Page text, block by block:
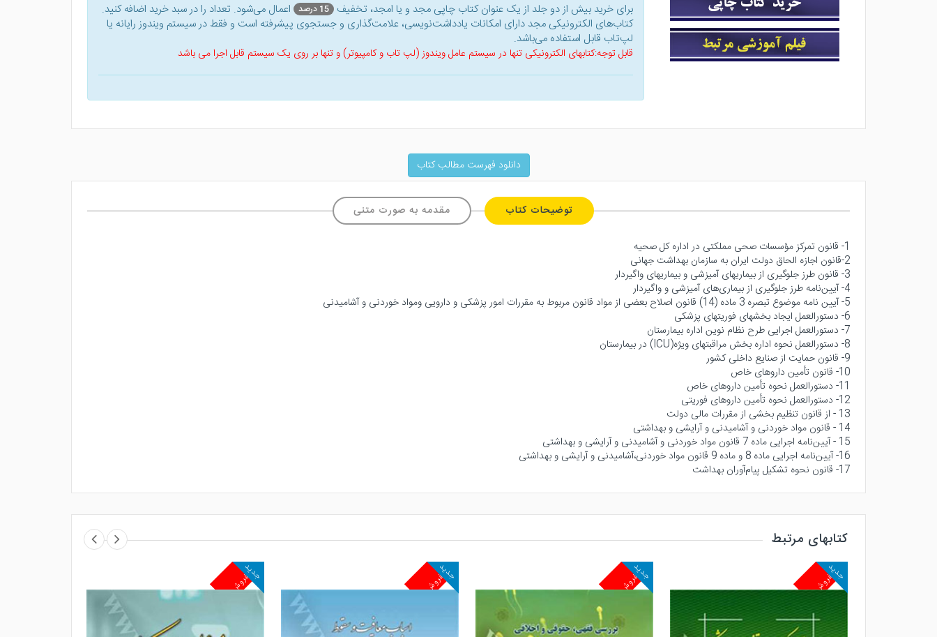
برای خرید بیش از دو جلد از یک عنوان کتاب‌ چاپی مجد و یا امجد، تخفیف 15 درصد
اعمال می‌شود. تعداد را در سبد خرید اضافه کنید.
کتاب‌های الکترونیکی مجد دارای امکانات یادداشت‌نویسی، علامت‌گذاری و جستجوی پیشرفته است و فقط در سیستم ویندوز رایانه یا
لپ‌تاب قابل استفاده می‌باشد.
قابل توجه:کتابهای الکترونیکی تنها در سیستم عامل ویندوز (لپ تاب و کامپیوتر) و تنها بر روی یک سیستم قابل اجرا می باشد
دانلود فهرست مطالب کتاب
توضیحات کتاب مقدمه به صورت متنی
1- قانون تمركز مؤسسات صحى مملكتى در اداره كل صحيه
2-قانون اجازه الحاق دولت ايران به سازمان بهداشت جهانى
3- قانون طرز جلوگيرى از بيماريهاى آميزشى و بيماريهاى واگيردار
4- آيين‌نامه طرز جلوگيرى از بيمارى‌هاى آميزشى و واگيردار
5- آيين نامه موضوع تبصره 3 ماده (14) قانون اصلاح بعضى از مواد قانون مربوط به مقررات امور پزشكى و دارويى ومواد خوردنى و آشاميدنى
6- دستورالعمل ايجاد بخشهاى فوريتهاى پزشكى
7- دستورالعمل اجرايى طرح نظام نوين اداره بيمارستان
8- دستورالعمل نحوه اداره بخش مراقبتهاى ويژه(ICU) در بيمارستان
9- قانون حمايت از صنايع داخلى كشور
10- قانون تأمين داروهاى خاص
11- دستورالعمل نحوه تأمين داروهاى خاص
12- دستورالعمل نحوه تأمين داروهاى فوريتى
13 - از قانون تنظيم بخشى از مقررات مالى دولت
14 - قانون مواد خوردنى و آشاميدنى و آرايشى و بهداشتى
15 - آيين‌نامه اجرايى ماده 7 قانون مواد خوردنى و آشاميدنى و آرايشى و بهداشتى
16- آيين‌نامه اجرايى ماده 8 و ماده 9 قانون مواد خوردنى،آشاميدنى و آرايشى و بهداشتى
17- قانون نحوه تشكيل پيام‌آوران بهداشت
کتابهای مرتبط
پرفروش
جدید پرفروش
جدید پرفروش
جدید پرفروش
جدید